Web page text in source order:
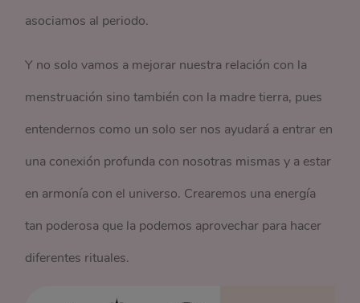
asociamos al periodo.
Y no solo vamos a mejorar nuestra relación con la
menstruación sino también con la madre tierra, pues
entendernos como un solo ser nos ayudará a entrar en
una conexión profunda con nosotras mismas y a estar
en armonía con el universo. Crearemos una energía
tan poderosa que la podemos aprovechar para hacer
diferentes rituales.